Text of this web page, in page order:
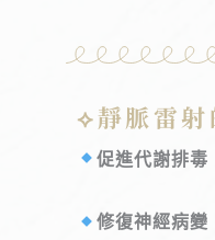
⟡靜脈雷射
促進代謝排毒
修復神經病變